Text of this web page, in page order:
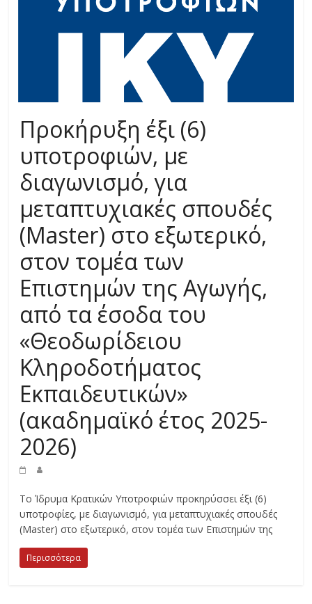
Προκήρυξη έξι (6)
υποτροφιών, με
διαγωνισμό, για
μεταπτυχιακές σπουδές
(Master) στο εξωτερικό,
στον τομέα των
Επιστημών της Αγωγής,
από τα έσοδα του
«Θεοδωρίδειου
Κληροδοτήματος
Εκπαιδευτικών»
(ακαδημαϊκό έτος 2025-
2026)
Το Ίδρυμα Κρατικών Υποτροφιών προκηρύσσει έξι (6)
υποτροφίες, με διαγωνισμό, για μεταπτυχιακές σπουδές
(Master) στο εξωτερικό, στον τομέα των Επιστημών της
Περισσότερα